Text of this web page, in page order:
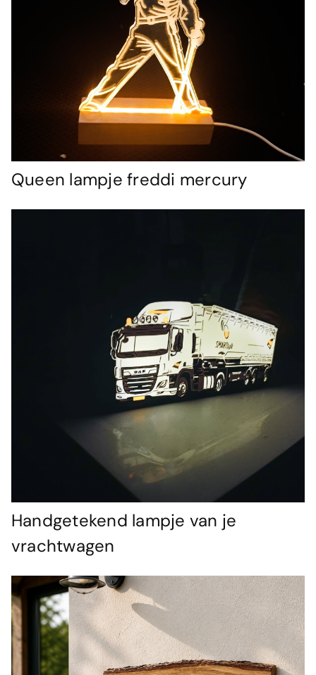
Queen lampje freddi mercury
Handgetekend lampje van je
vrachtwagen